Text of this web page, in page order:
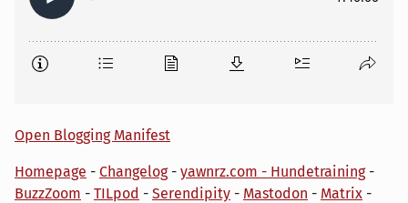
Open Blogging Manifest
Homepage - Changelog- yawnrz.com - Hundetraining-
BuzzZoom - TILpod - Serendipity - Mastodon - Matrix -